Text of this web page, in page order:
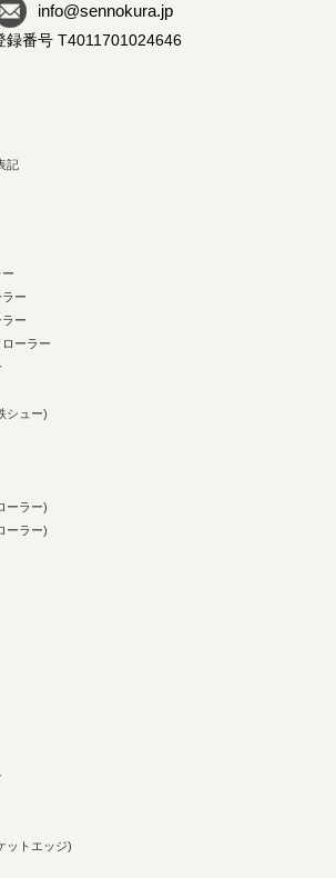
info@sennokura.jp
録番号 T4011701024646
記
ー
ー
ーラー
シュー)
ーラー)
ーラー)
ットエッジ)